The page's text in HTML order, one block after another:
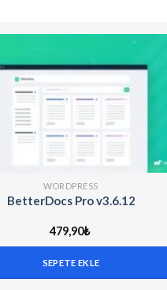
WORDPRESS
BetterDocs Pro v3.6.12
479,90₺
SEPETE EKLE